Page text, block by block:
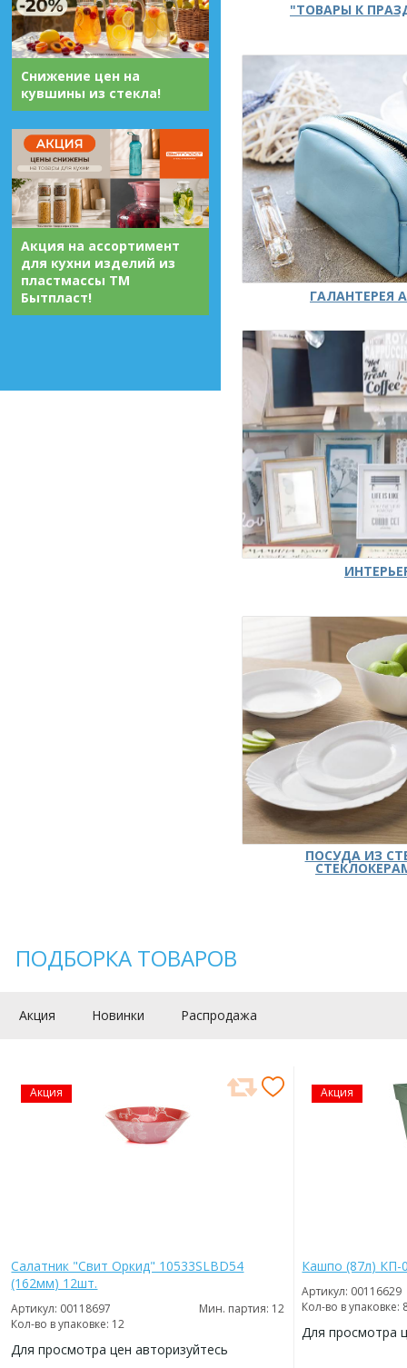
Снижение цен на
кувшины из стекла!
Акция на ассортимент
для кухни изделий из
пластмассы ТМ
Бытпласт!
"ТОВАРЫ К
ГАЛАНТЕРЕЯ
ПОСУДА ИЗ
ПОДБОРКА ТОВАРОВ
Акция Новинки Распродажа
Акция
Салатник "Свит Оркид" 10533SLBD54
(162мм) 12шт.
Артикул: 00118697
Мин. партия: 12
Кол-во в упаковке: 12
Для просмотра цен авторизуйтесь
Акция
Кашпо (87л) КП-
Артикул: 00116629
Кол-во в упаковке:
Для просмотра